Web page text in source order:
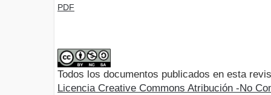
PDF
Todos los documentos publicados en esta
Licencia Creative Commons Atribución -No